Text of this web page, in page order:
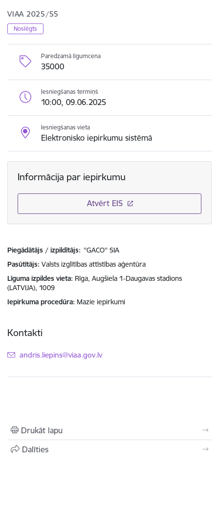
VIAA 2025/55
Noslēgts
Paredzamā līgumcena
35000
Iesniegšanas termiņš
10:00, 09.06.2025
Iesniegšanas vieta
Elektronisko iepirkumu sistēmā
Informācija par iepirkumu
Atvērt EIS
Piegādātājs / izpildītājs: ''GACO'' SIA
Pasūtītājs Valsts izglītības attīstības aģentūra
Līguma izpildes vieta Rīga, Augšiela 1-Daugavas stadions
(LATVIJA), 1009
Iepirkuma procedūra Mazie iepirkumi
Kontakti
E-pasts:
andris.liepins@viaa.gov.lv
Drukāt lapu
Dalīties